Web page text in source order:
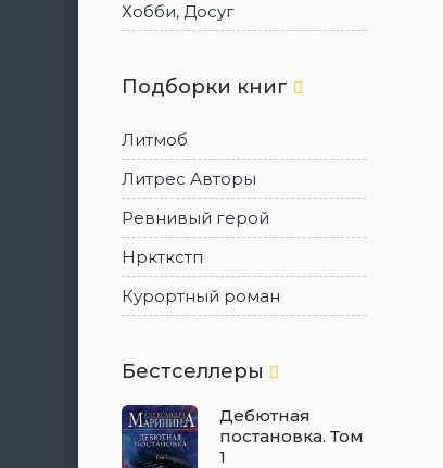
Хобби, Досуг
Подборки книг
Литмоб
Литрес Авторы
Ревнивый герой
Нркткстп
Курортный роман
Бестселлеры
Дебютная
постановка. Том
1